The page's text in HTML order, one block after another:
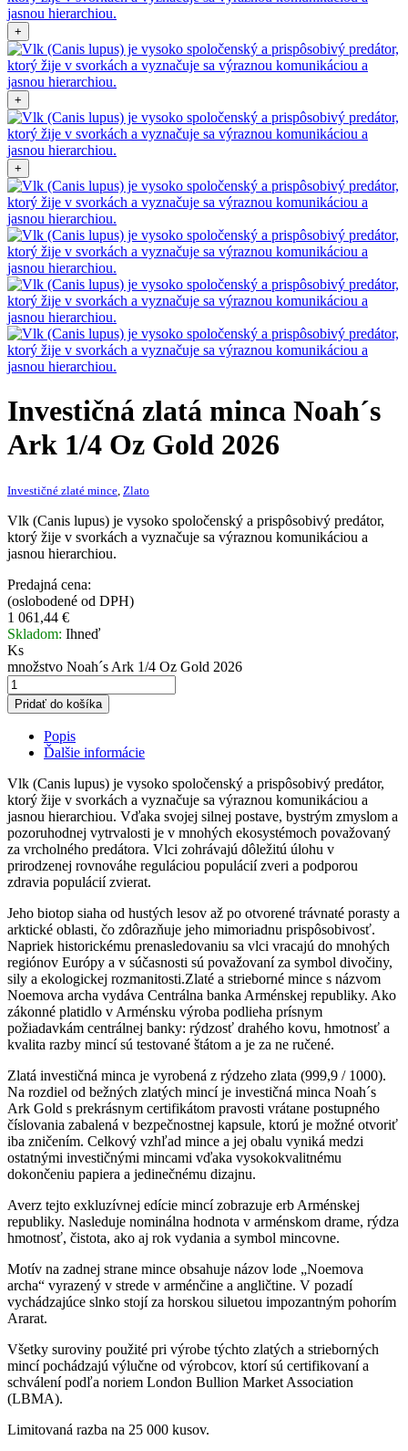
+
+
+
Investičná zlatá minca Noah´s
Ark 1/4 Oz Gold 2026
Investičné zlaté mince Zlato
Vlk (Canis lupus) je vysoko spoločenský a prispôsobivý predátor,
ktorý žije v svorkách a vyznačuje sa výraznou komunikáciou a
jasnou hierarchiou.
Predajná cena:
(oslobodené od DPH)
1 061,44 €
Skladom: Ihneď
Ks
množstvo Noah´s Ark 1/4 Oz Gold 2026
Pridať do košíka
Popis
Ďalšie informácie
Vlk (Canis lupus) je vysoko spoločenský a prispôsobivý predátor,
ktorý žije v svorkách a vyznačuje sa výraznou komunikáciou a
jasnou hierarchiou. Vďaka svojej silnej postave, bystrým zmyslom a
pozoruhodnej vytrvalosti je v mnohých ekosystémoch považovaný
za vrcholného predátora. Vlci zohrávajú dôležitú úlohu v
prirodzenej rovnováhe reguláciou populácií zveri a podporou
zdravia populácií zvierat.
Jeho biotop siaha od hustých lesov až po otvorené trávnaté porasty a
arktické oblasti, čo zdôrazňuje jeho mimoriadnu prispôsobivosť.
Napriek historickému prenasledovaniu sa vlci vracajú do mnohých
regiónov Európy a v súčasnosti sú považovaní za symbol divočiny,
sily a ekologickej rozmanitosti.Zlaté a strieborné mince s názvom
Noemova archa vydáva Centrálna banka Arménskej republiky. Ako
zákonné platidlo v Arménsku výroba podlieha prísnym
požiadavkám centrálnej banky: rýdzosť drahého kovu, hmotnosť a
kvalita razby mincí sú testované štátom a je za ne ručené.
Zlatá investičná minca je vyrobená z rýdzeho zlata (999,9 / 1000).
Na rozdiel od bežných zlatých mincí je investičná minca Noah´s
Ark Gold s prekrásnym certifikátom pravosti vrátane postupného
číslovania zabalená v bezpečnostnej kapsule, ktorú je možné otvoriť
iba zničením. Celkový vzhľad mince a jej obalu vyniká medzi
ostatnými investičnými mincami vďaka vysokokvalitnému
dokončeniu papiera a jedinečnému dizajnu.
Averz tejto exkluzívnej edície mincí zobrazuje erb Arménskej
republiky. Nasleduje nominálna hodnota v arménskom drame, rýdza
hmotnosť, čistota, ako aj rok vydania a symbol mincovne.
Motív na zadnej strane mince obsahuje názov lode „Noemova
archa“ vyrazený v strede v arménčine a angličtine. V pozadí
vychádzajúce slnko stojí za horskou siluetou impozantným pohorím
Ararat.
Všetky suroviny použité pri výrobe týchto zlatých a strieborných
mincí pochádzajú výlučne od výrobcov, ktorí sú certifikovaní a
schválení podľa noriem London Bullion Market Association
(LBMA).
Limitovaná razba na 25 000 kusov.